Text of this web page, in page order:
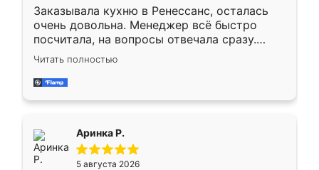
Заказывала кухню в Ренессанс, осталась
очень довольна. Менеджер всё быстро
посчитала, на вопросы отвечала сразу.
Замерщик приехал в субботу, подошёл к
делу со всей ответственностью. Собрали
за день, ребята работали аккуратно, даже
Читать полностью
Аринка Р.
5 августа 2026